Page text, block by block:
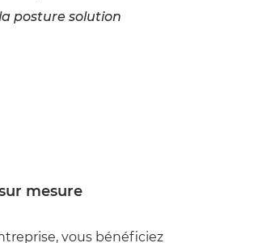
posture solution
mesure
vous bénéficiez